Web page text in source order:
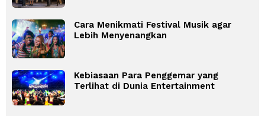
Cara Menikmati Festival Musik agar
Lebih Menyenangkan
Kebiasaan Para Penggemar yang
Terlihat di Dunia Entertainment